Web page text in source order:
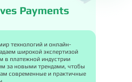
технологий и онлайн-
широкой экспертизой
в платежной индустрии
за новыми трендами, чтобы
современные и практичные
Payments